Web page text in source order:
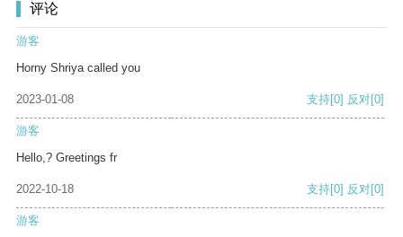
评论
游客
Horny Shriya called you
2023-01-08 支持[0] 反对[0]
游客
Hello,? Greetings fr
2022-10-18 支持[0] 反对[0]
游客